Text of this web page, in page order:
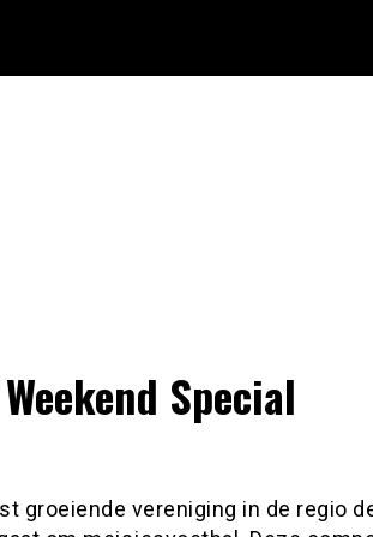
Special
groeiende vereniging in de regio